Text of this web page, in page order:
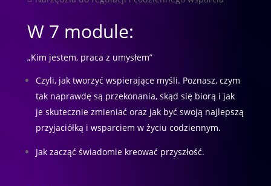
W 7 module:
„Kim jestem, praca z umysłem”
Czyli, jak tworzyć wspierające myśli. Poznasz, czym
tak naprawdę są przekonania, skąd się biorą i jak
je skutecznie zmieniać oraz jak być swoją najlepszą
przyjaciółką i wsparciem w życiu codziennym.
Jak zacząć świadomie kreować przyszłość.